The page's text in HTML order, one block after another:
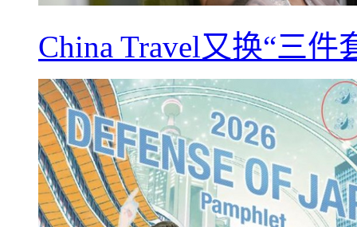
China Travel又换“三